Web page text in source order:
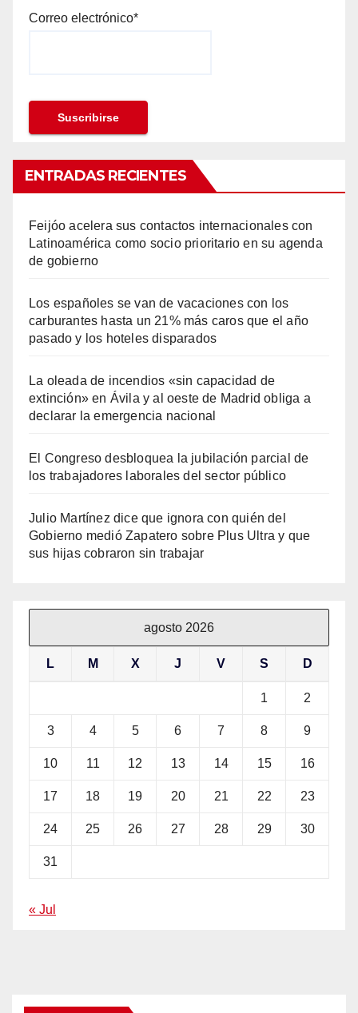
Correo electrónico*
ENTRADAS RECIENTES
Feijóo acelera sus contactos internacionales con
Latinoamérica como socio prioritario en su agenda
de gobierno
Los españoles se van de vacaciones con los
carburantes hasta un 21% más caros que el año
pasado y los hoteles disparados
La oleada de incendios «sin capacidad de
extinción» en Ávila y al oeste de Madrid obliga a
declarar la emergencia nacional
El Congreso desbloquea la jubilación parcial de
los trabajadores laborales del sector público
Julio Martínez dice que ignora con quién del
Gobierno medió Zapatero sobre Plus Ultra y que
sus hijas cobraron sin trabajar
agosto 2026
L M X J V S D
1 2
3 4 5 6 7 8 9
10 11 12 13 14 15 16
17 18 19 20 21 22 23
24 25 26 27 28 29 30
31
« Jul